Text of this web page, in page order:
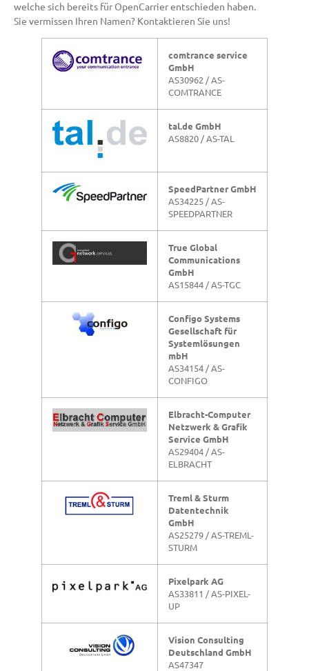
welche sich bereits für OpenCarrier entschieden haben.
Sie vermissen Ihren Namen? Kontaktieren Sie uns!
comtrance service
GmbH
AS30962 / AS-
COMTRANCE
tal.de GmbH
AS8820 / AS-TAL
SpeedPartner GmbH
AS34225 / AS-
SPEEDPARTNER
True Global
Communications
GmbH
AS15844 / AS-TGC
Configo Systems
Gesellschaft für
Systemlösungen
mbH
AS34154 / AS-
CONFIGO
Elbracht-Computer
Netzwerk & Grafik
Service GmbH
AS29404 / AS-
ELBRACHT
Treml & Sturm
Datentechnik
GmbH
AS25279 / AS-TREML-
STURM
Pixelpark AG
AS33811 / AS-PIXEL-
UP
Vision Consulting
Deutschland GmbH
AS47347